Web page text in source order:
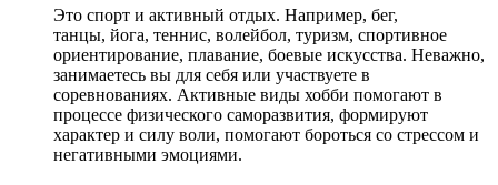
Это спорт и активный отдых. Например, бег,
танцы, йога, теннис, волейбол, туризм, спортивное
ориентирование, плавание, боевые искусства. Неважно,
занимаетесь вы для себя или участвуете в
соревнованиях. Активные виды хобби помогают в
процессе физического саморазвития, формируют
характер и силу воли, помогают бороться со стрессом и
негативными эмоциями.